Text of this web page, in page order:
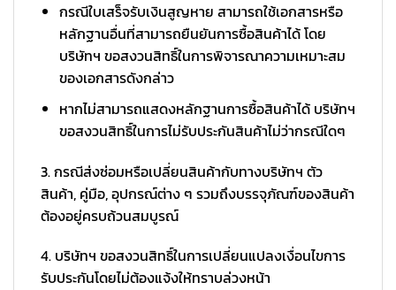
กรณีใบเสร็จรับเงินสูญหาย สามารถใช้เอกสารหรือ
หลักฐานอื่นที่สามารถยืนยันการซื้อสินค้าได้ โดย
บริษัทฯ ขอสงวนสิทธิ์ในการพิจารณาความเหมาะสม
ของเอกสารดังกล่าว
หากไม่สามารถแสดงหลักฐานการซื้อสินค้าได้ บริษัทฯ
ขอสงวนสิทธิ์ในการไม่รับประกันสินค้าไม่ว่ากรณีใดๆ
3. กรณีส่งซ่อมหรือเปลี่ยนสินค้ากับทางบริษัทฯ ตัว
สินค้า, คู่มือ, อุปกรณ์ต่าง ๆ รวมถึงบรรจุภัณฑ์ของสินค้า
ต้องอยู่ครบถ้วนสมบูรณ์
4. บริษัทฯ ขอสงวนสิทธิ์ในการเปลี่ยนแปลงเงื่อนไขการ
รับประกันโดยไม่ต้องแจ้งให้ทราบล่วงหน้า